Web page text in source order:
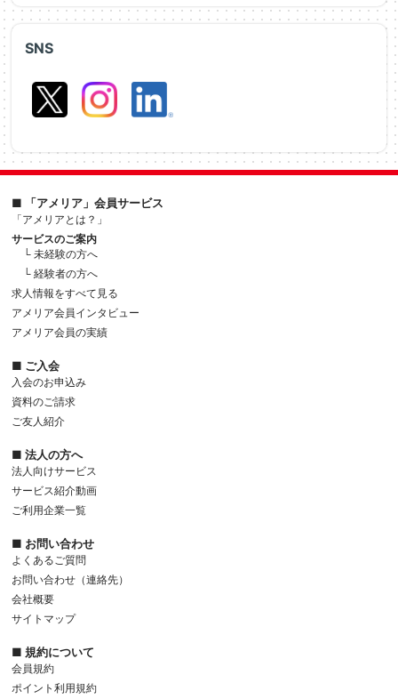
SNS
■ 「アメリア」会員サービス
「アメリアとは？」
サービスのご案内
└ 未経験の方へ
└ 経験者の方へ
求人情報をすべて見る
アメリア会員インタビュー
アメリア会員の実績
■ ご入会
入会のお申込み
資料のご請求
ご友人紹介
■ 法人の方へ
法人向けサービス
サービス紹介動画
ご利用企業一覧
■ お問い合わせ
よくあるご質問
お問い合わせ（連絡先）
会社概要
サイトマップ
■ 規約について
会員規約
ポイント利用規約